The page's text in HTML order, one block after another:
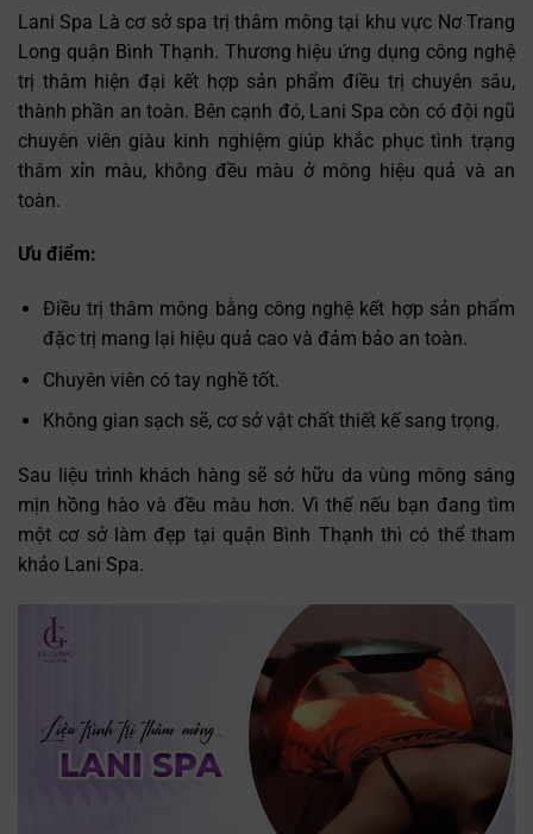
Lani Spa Là cơ sở spa trị thâm mông tại khu vực Nơ Trang
Long quận Bình Thạnh. Thương hiệu ứng dụng công nghệ
trị thâm hiện đại kết hợp sản phẩm điều trị chuyên sâu,
thành phần an toàn. Bên cạnh đó, Lani Spa còn có đội ngũ
chuyên viên giàu kinh nghiệm giúp khắc phục tình trạng
thâm xỉn màu, không đều màu ở mông hiệu quả và an
toàn.
Ưu điểm:
Điều trị thâm mông bằng công nghệ kết hợp sản phẩm
đặc trị mang lại hiệu quả cao và đảm bảo an toàn.
Chuyên viên có tay nghề tốt.
Không gian sạch sẽ, cơ sở vật chất thiết kế sang trọng.
Sau liệu trình khách hàng sẽ sở hữu da vùng mông sáng
mịn hồng hào và đều màu hơn. Vì thế nếu bạn đang tìm
một cơ sở làm đẹp tại quận Bình Thạnh thì có thể tham
khảo Lani Spa.